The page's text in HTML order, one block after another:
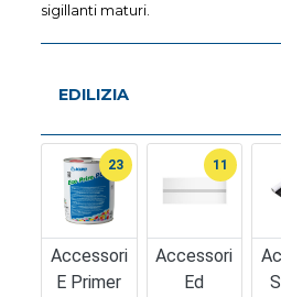
sigillanti maturi.
EDILIZIA
Accessori
E Primer
23
Accessori
Ed
11